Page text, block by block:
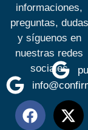
informaciones,
preguntas, dudas
y síguenos en
nuestras redes
sociales